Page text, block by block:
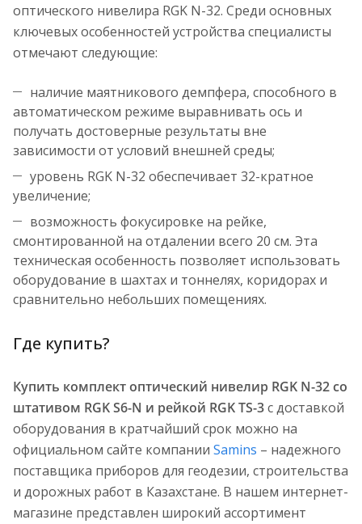
оптического нивелира RGK N-32. Среди основных
ключевых особенностей устройства специалисты
отмечают следующие:
наличие маятникового демпфера, способного в
автоматическом режиме выравнивать ось и
получать достоверные результаты вне
зависимости от условий внешней среды;
уровень RGK N-32 обеспечивает 32-кратное
увеличение;
возможность фокусировке на рейке,
смонтированной на отдалении всего 20 см. Эта
техническая особенность позволяет использовать
оборудование в шахтах и тоннелях, коридорах и
сравнительно небольших помещениях.
Где купить?
Купить комплект оптический нивелир RGK N-32 со
штативом RGK S6-N и рейкой RGK TS-3с доставкой
оборудования в кратчайший срок можно на
официальном сайте компании Samins – надежного
поставщика приборов для геодезии, строительства
и дорожных работ в Казахстане. В нашем интернет-
магазине представлен широкий ассортимент